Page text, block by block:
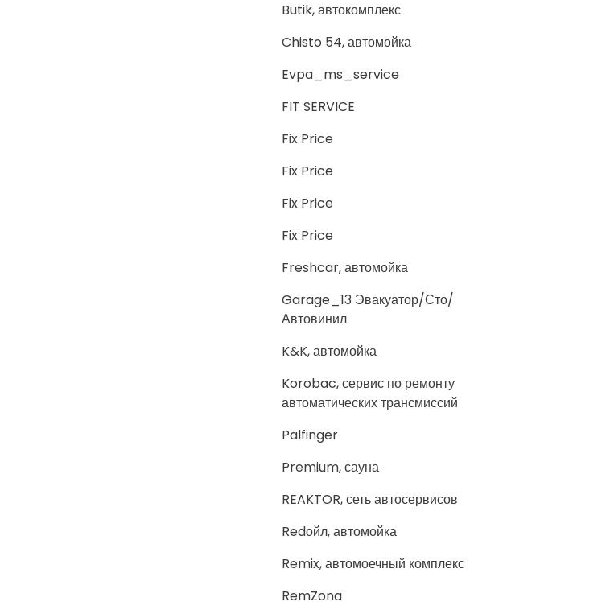
Butik, автокомплекс
Chisto 54, автомойка
Evpa_ms_service
FIT SERVICE
Fix Price
Fix Price
Fix Price
Fix Price
Freshcar, автомойка
Garage_13 Эвакуатор/Сто/
Автовинил
K&K, автомойка
Korobac, сервис по ремонту
автоматических трансмиссий
Palfinger
Premium, сауна
REAKTOR, сеть автосервисов
Redойл, автомойка
Remix, автомоечный комплекс
RemZona